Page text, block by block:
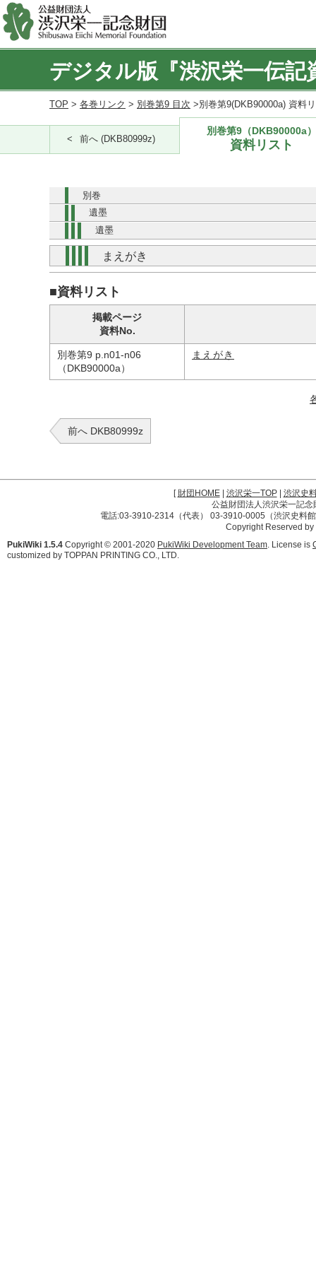
デジタル版『渋沢栄一伝記
TOP > 各巻リンク > 別巻第9 目次 >別巻第9(DKB90000a) 資料
前へ (DKB80999z)
別巻第9（DKB90000a）
資料リスト
別巻
遺墨
遺墨
まえがき
■資料リスト
掲載ページ
資料No.
別巻第9 p.n01-n06
（DKB90000a）
まえがき
前へ DKB80999z
[財団HOME| 渋沢栄一TOP| 渋沢史
公益財団法人渋沢栄一記
電話:03-3910-2314（代表） 03-3910-0005（渋沢史料
Copyright Reserved
PukiWiki 1.5.4 Copyright © 2001-2020 PukiWiki Development Team. License is
customized by TOPPAN PRINTING CO., LTD.